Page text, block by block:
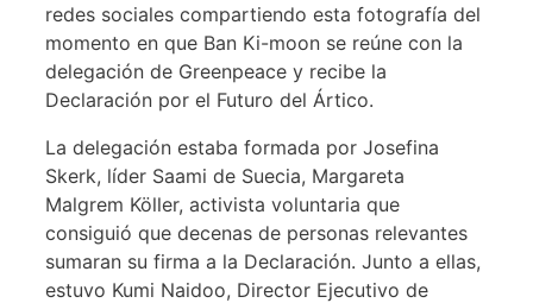
redes sociales compartiendo esta fotografía del
momento en que Ban Ki-moon se reúne con la
delegación de Greenpeace y recibe la
Declaración por el Futuro del Ártico.
La delegación estaba formada por Josefina
Skerk, líder Saami de Suecia, Margareta
Malgrem Köller, activista voluntaria que
consiguió que decenas de personas relevantes
sumaran su firma a la Declaración. Junto a ellas,
estuvo Kumi Naidoo, Director Ejecutivo de